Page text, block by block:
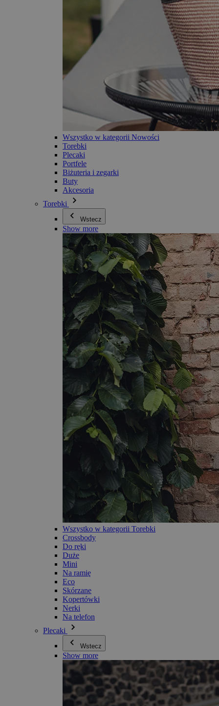
Wszystko w kategorii Nowości
Torebki
Plecaki
Portfele
Biżuteria i zegarki
Buty
Akcesoria
Torebki
Wstecz
Show more
Wszystko w kategorii Torebki
Crossbody
Do ręki
Duże
Mini
Na ramię
Eco
Skórzane
Kopertówki
Nerki
Na telefon
Plecaki
Wstecz
Show more